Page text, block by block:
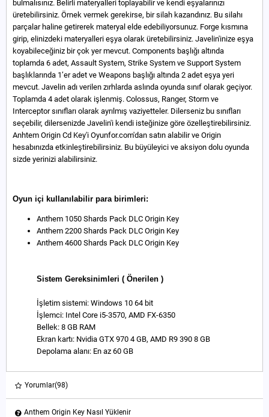
bulmalısınız. Belirli materyalleri toplayabilir ve kendi eşyalarınızı
üretebilirsiniz. Örnek vermek gerekirse, bir silah kazandınız. Bu silahı
parçalar haline getirerek materyal elde edebiliyorsunuz. Forge kısmına
girip, elinizdeki materyalleri eşya olarak üretebilirsiniz. Javelin'inize eşya
koyabileceğiniz bir çok yer mevcut. Components başlığı altında
toplamda 6 adet, Assault System, Strike System ve Support System
başlıklarında 1’er adet ve Weapons başlığı altında 2 adet eşya yeri
mevcut. Javelin adı verilen zırhlarda aslında oyunda sınıf olarak geçiyor.
Toplamda 4 adet olarak işlenmiş. Colossus, Ranger, Storm ve
Interceptor sınıfları olarak ayrılmış vaziyetteler. Dilerseniz bu sınıfları
seçebilir, dilersenizde Javelin'i kendi isteğinize göre özelleştirebilirsiniz.
Anhtem Origin Cd Key'i Oyunfor.com'dan satın alabilir ve Origin
hesabınızda etkinleştirebilirsiniz. Bu büyüleyici ve aksiyon dolu oyunda
sizde yerinizi alabilirsiniz.
Oyun içi kullanılabilir para birimleri:
Anthem 1050 Shards Pack DLC Origin Key
Anthem 2200 Shards Pack DLC Origin Key
Anthem 4600 Shards Pack DLC Origin Key
Sistem Gereksinimleri ( Önerilen )
İşletim sistemi: Windows 10 64 bit
İşlemci: Intel Core i5-3570, AMD FX-6350
Bellek: 8 GB RAM
Ekran kartı: Nvidia GTX 970 4 GB, AMD R9 390 8 GB
Depolama alanı: En az 60 GB
Yorumlar(98)
Anthem Origin Key Nasıl Yüklenir